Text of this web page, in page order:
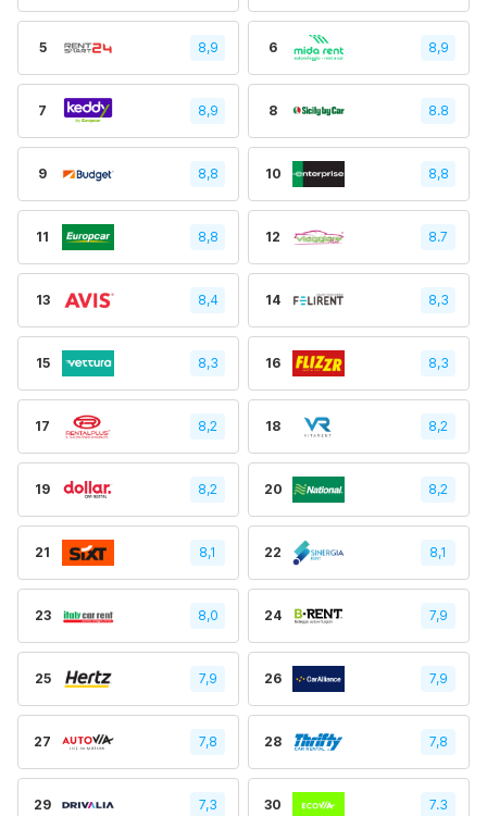
5 8,9 6 8,9
7 8,9 8 8.8
9 8,8 10 8,8
11 8,8 12 8.7
13 8,4 14 8,3
15 8,3 16 8,3
17 8,2 18 8,2
19 8,2 20 8,2
21 8,1 22 8,1
23 8,0 24 7,9
25 7,9 26 7,9
27 7,8 28 7,8
29 7,3 30 7.3